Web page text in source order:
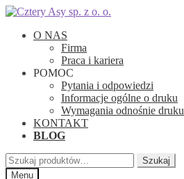
Przejdź
nawigacji
Przejdź
treści
O NAS
Firma
Praca i kariera
POMOC
Pytania i odpowiedzi
Informacje ogólne o druku
Wymagania odnośnie druku
KONTAKT
BLOG
Szukaj:
Szukaj
Menu